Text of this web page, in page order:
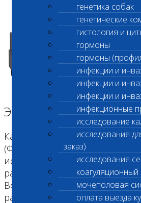
генетика собак
генетические
гистология и
гормоны
гормоны
инфекции и
инфекции и
инфекции и
инфекционные
исследование
исследования
заказ)
исследования
коагуляционный
мочеполовая
оплата выезда
Электрофорез
Капиллярный электрофорез
(Франция) Метод
используется для
разделения фракций белков
Восемь сверхтонких
раствором электролита,